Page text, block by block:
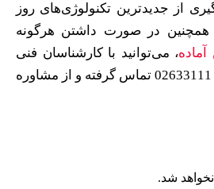
از جدیدترین تکنولوژی‌های روز
همچنین در صورت داشتن هرگونه
، می‌توانید با کارشناسان فنی
مجتمع از طریق شماره 02633111 تماس گرفته و از مشاوره
شد.